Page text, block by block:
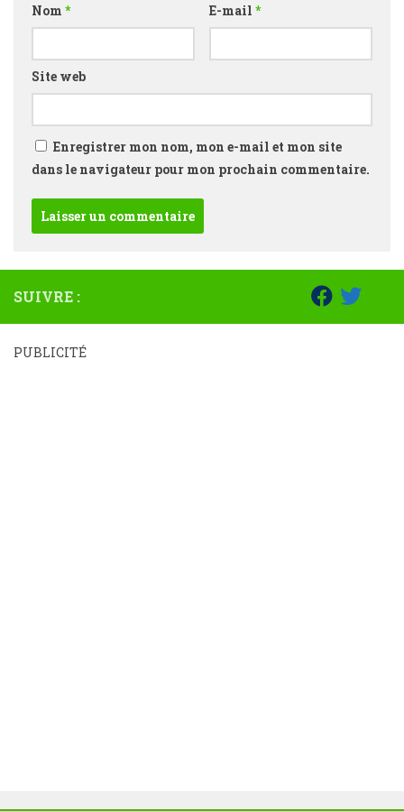
Nom * E-mail *
Site web
Enregistrer mon nom, mon e-mail et mon site
dans le navigateur pour mon prochain commentaire.
SUIVRE :
PUBLICITÉ